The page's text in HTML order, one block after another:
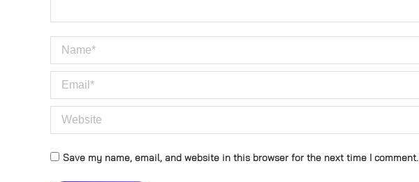
Name *
Email *
Website
Save my name, email, and website in this browser for the next time I comment.